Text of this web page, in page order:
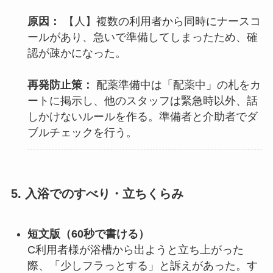
原因：
【人】複数の利用者から同時にナースコ
ールがあり、急いで準備してしまったため、確
認が疎かになった。
再発防止策：
配薬準備中は「配薬中」の札をカ
ートに掲示し、他のスタッフは緊急時以外、話
しかけないルールを作る。準備者と介助者でダ
ブルチェックを行う。
5. 入浴でのすべり・立ちくらみ
短文版（60秒で書ける）
C利用者様が浴槽から出ようと立ち上がった
際、「少しフラっとする」と訴えがあった。す